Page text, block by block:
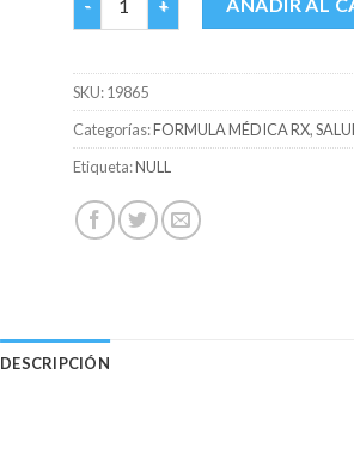
AÑADIR AL
SKU:19865
Categorías:FORMULA MÉDICA RX,
Etiqueta:NULL
DESCRIPCIÓN